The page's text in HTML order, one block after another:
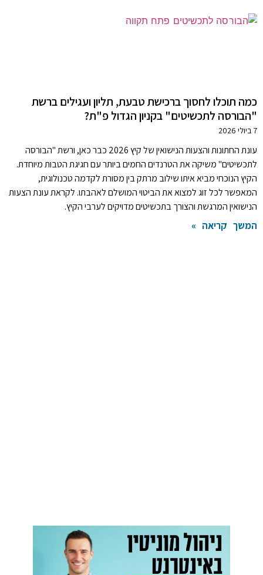
כמה תוכלו לחסוך ברכישת טבעת, תליון ועגילים ברשת
"הבורסה לתכשיטים" בקניון הגדול פ"ת?
7 ביולי 2026
עונת החתונות והצעות הנישואין של קיץ 2026 כבר כאן, ורשת "הבורסה
לתכשיטים" משיקה את הטרנדים החמים ביותר עם חגיגת הטבות מיוחדת.
הקיץ הנוכחי מביא איתו שילוב מרתק בין מסורת לקדמה טכנולוגית,
המאפשר לכל זוג למצוא את הביטוי המושלם לאהבתו. לקראת עונת הצעות
הנישואין המרגשת והצורך בתכשיטים מדויקים לערבי הקיץ.
המשך קריאה »